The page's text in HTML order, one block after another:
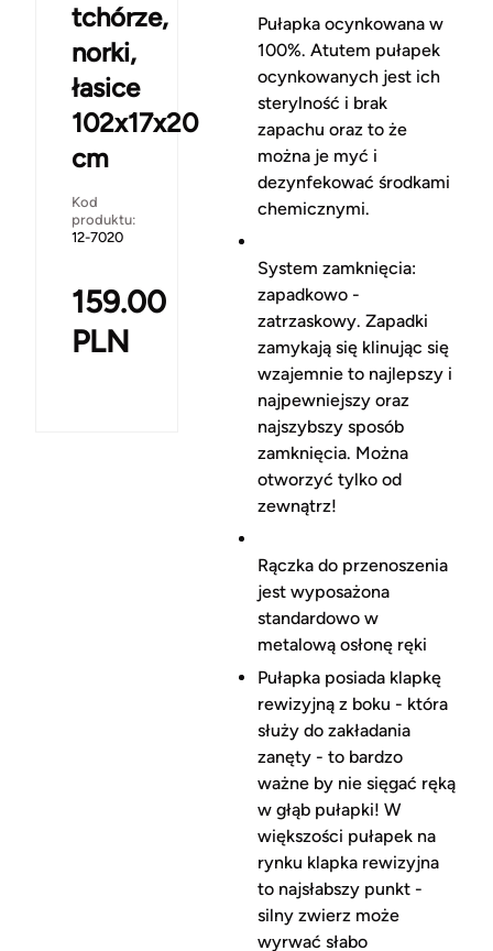
tchórze,
norki,
łasice
102x17x20
cm
Kod
produktu:
12-7020
159.00
PLN
Pułapka ocynkowana w
100%. Atutem pułapek
ocynkowanych jest ich
sterylność i brak
zapachu oraz to że
można je myć i
dezynfekować środkami
chemicznymi.
System zamknięcia:
zapadkowo -
zatrzaskowy. Zapadki
zamykają się klinując się
wzajemnie to najlepszy i
najpewniejszy oraz
najszybszy sposób
zamknięcia. Można
otworzyć tylko od
zewnątrz!
Rączka do przenoszenia
jest wyposażona
standardowo w
metalową osłonę ręki
Pułapka posiada klapkę
rewizyjną z boku - która
służy do zakładania
zanęty - to bardzo
ważne by nie sięgać ręką
w głąb pułapki! W
większości pułapek na
rynku klapka rewizyjna
to najsłabszy punkt -
silny zwierz może
wyrwać słabo